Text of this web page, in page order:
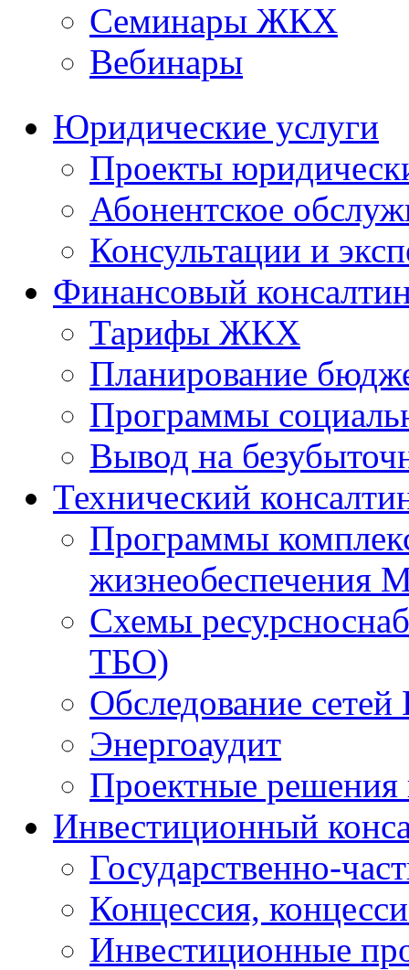
Семинары ЖКХ
Вебинары
Юридические услуги
Проекты
Абонентское
Консультации и
Финансовый
Тарифы ЖКХ
Планирование
Программы
Вывод на
Технический
Программы
жизнеобеспечения
Схемы
ТБО)
Обследование
Энергоаудит
Проектные решения
Инвестиционный
Государственно-
Концессия,
Инвестиционные